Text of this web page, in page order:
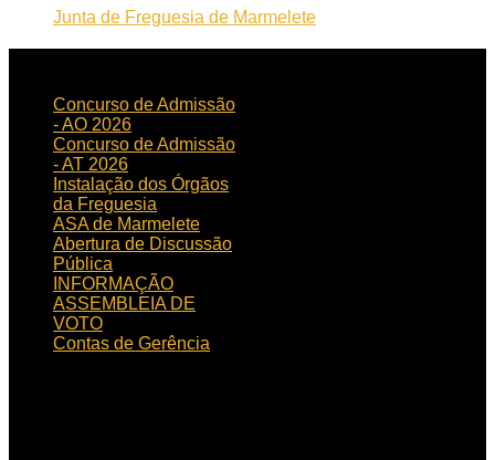
Junta de Freguesia de Marmelete
Concurso de Admissão
- AO 2026
Concurso de Admissão
- AT 2026
Instalação dos Órgãos
da Freguesia
ASA de Marmelete
Abertura de Discussão
Pública
INFORMAÇÃO
ASSEMBLEIA DE
VOTO
Contas de Gerência